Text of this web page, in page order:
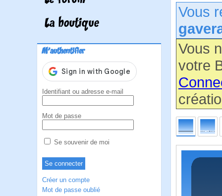
La boutique
M'authentifier
Identifiant ou adresse e-mail
Mot de passe
Se souvenir de moi
Créer un compte
Mot de passe oublié
Vous
Vous
votre